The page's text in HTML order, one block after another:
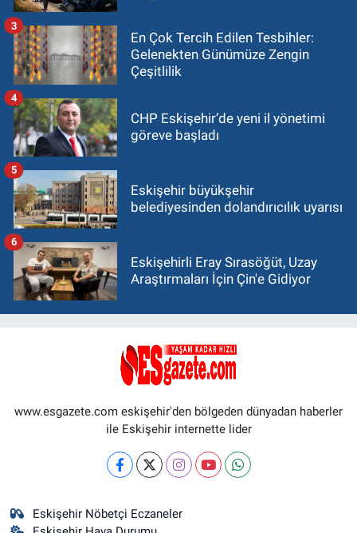
En Çok Tercih Edilen Tesbihler:
Gelenekten Günümüze Zengin
Çeşitlilik
3
CHP Eskişehir’de yeni il yönetimi
göreve başladı
4
Eskişehir büyükşehir
belediyesinden dolandırıcılık uyarısı
5
Eskişehirli Eray Sırasöğüt, Uzay
Araştırmaları İçin Çin'e Gidiyor
6
www.esgazete.com eskişehir'den bölgeden dünyadan haberler
ile Eskişehir internette lider
Eskişehir Nöbetçi Eczaneler